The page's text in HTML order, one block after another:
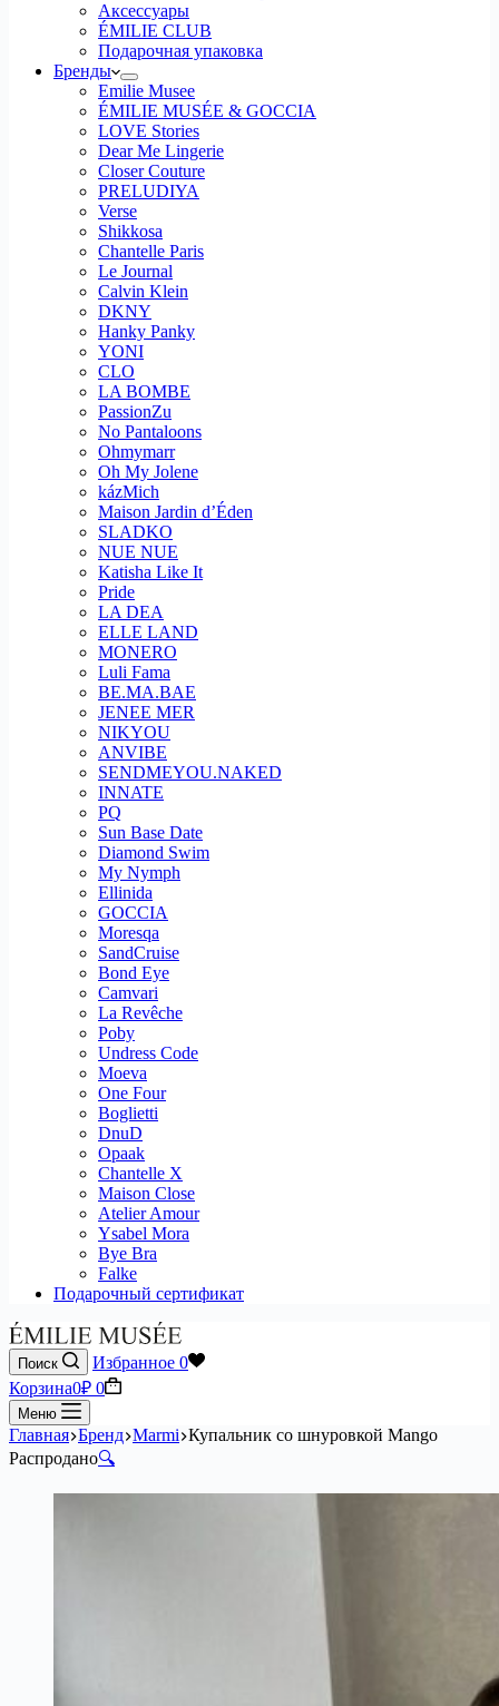
Аксессуары
ÉMILIE CLUB
Подарочная упаковка
Бренды
Emilie Musee
ÉMILIE MUSÉE & GOCCIA
LOVE Stories
Dear Me Lingerie
Closer Couture
PRELUDIYA
Verse
Shikkosa
Chantelle Paris
Le Journal
Calvin Klein
DKNY
Hanky Panky
YONI
CLO
LA BOMBE
PassionZu
No Pantaloons
Ohmymarr
Oh My Jolene
kázMich
Maison Jardin d’Éden
SLADKO
NUE NUE
Katisha Like It
Pride
LA DEA
ELLE LAND
MONERO
Luli Fama
BE.MA.BAE
JENEE MER
NIKYOU
ANVIBE
SENDMEYOU.NAKED
INNATE
PQ
Sun Base Date
Diamond Swim
My Nymph
Ellinida
GOCCIA
Moresqa
SandCruise
Bond Eye
Camvari
La Revêche
Poby
Undress Code
Moeva
One Four
Boglietti
DnuD
Opaak
Chantelle X
Maison Close
Atelier Amour
Ysabel Mora
Bye Bra
Falke
Подарочный сертификат
Поиск Избранное 0
Корзина0₽ 0
Меню
Главная Бренд Marmi Купальник cо шнуровкой Mango
Распродано🔍